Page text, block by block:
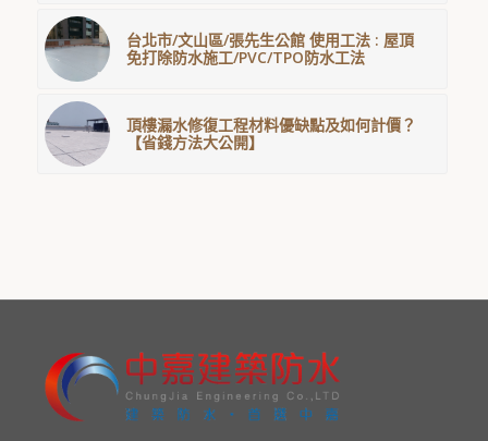
台北市/文山區/張先生公館 使用工法 : 屋頂
免打除防水施工/PVC/TPO防水工法
頂樓漏水修復工程材料優缺點及如何計價？
【省錢方法大公開】